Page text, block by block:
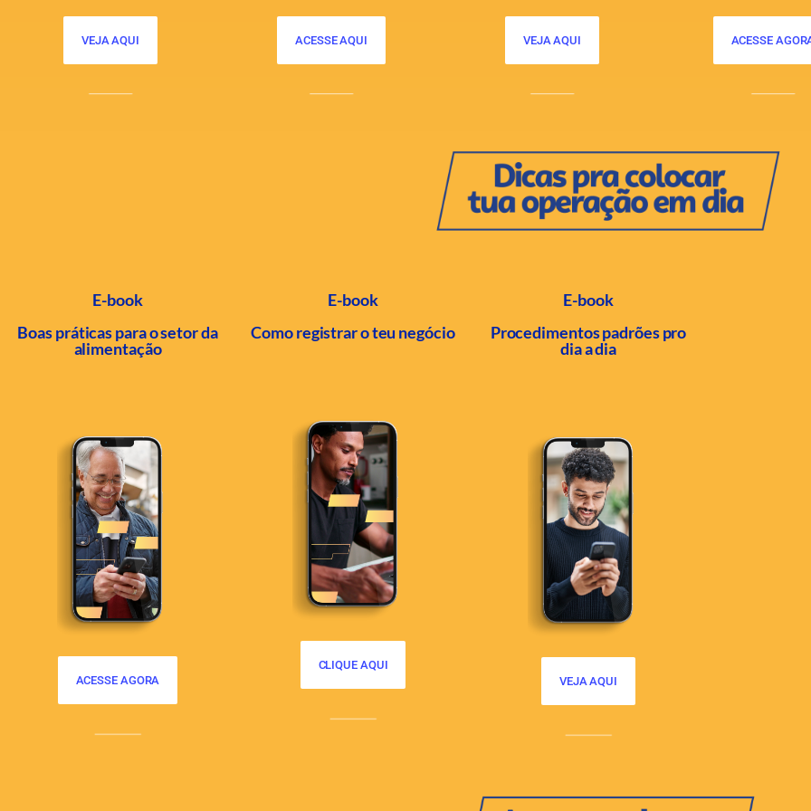
VEJA AQUI ACESSE AQUI VEJA AQUI ACESSE
E-book
Boas práticas para o setor da
alimentação
ACESSE AGORA
E-book
Como registrar o teu negócio
CLIQUE AQUI
E-book
Procedimentos padrões pro
dia a dia
VEJA AQUI